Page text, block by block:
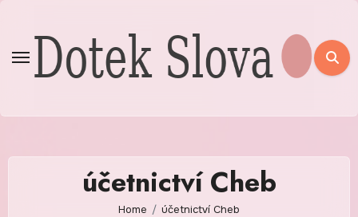
content
účetnictví Cheb
Home účetnictví Cheb